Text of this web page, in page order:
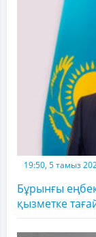
19:50, 5 тамыз
Бұрынғы
қызметке